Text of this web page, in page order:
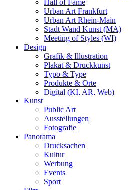
Hall of Fame
Urban Art Frankfurt
Urban Art Rhein-Main
Stadt Wand Kunst (MA)
Meeting of Styles (WI)
Design
Grafik & Illustration
Plakat & Druckkunst
Typo & Type
Produkte & Orte
Digital (KI, AR, Web)
Kunst
Public Art
Ausstellungen
Fotografie
Panorama
Drucksachen
Kultur
Werbung
Events
Sport